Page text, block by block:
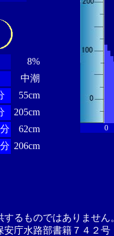
8%
中潮
55cm
205cm
62cm
206cm
0
するものではありませ
庁水路部書籍７４２